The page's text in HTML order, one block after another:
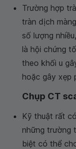
Trường hợp
tràn dịch
số lượng
là hội chứng
theo khối u
hoặc gây xẹp
Chụp CT
Kỹ thuật rất
những trường
biệt có thể